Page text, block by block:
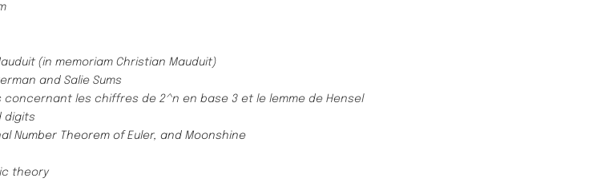
(in memoriam Christian Mauduit)
and Salie Sums
concernant les chiffres de 2^n en base 3 et le lemme de Hensel
digits
Number Theorem of Euler, and Moonshine
theory